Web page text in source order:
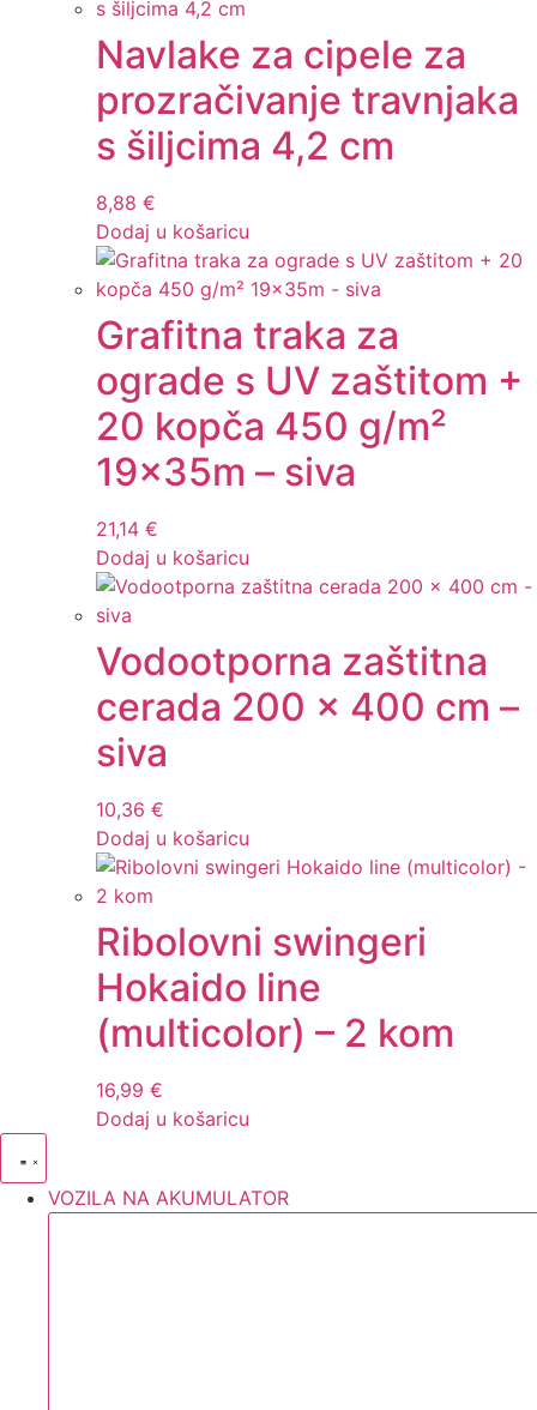
Navlake za cipele za
prozračivanje travnjaka
s šiljcima 4,2 cm
8,88 €
Dodaj u košaricu
Grafitna traka za
ograde s UV zaštitom +
20 kopča 450 g/m²
19x35m – siva
21,14 €
Dodaj u košaricu
Vodootporna zaštitna
cerada 200 x 400 cm –
siva
10,36 €
Dodaj u košaricu
Ribolovni swingeri
Hokaido line
(multicolor) – 2 kom
16,99 €
Dodaj u košaricu
VOZILA NA AKUMULATOR